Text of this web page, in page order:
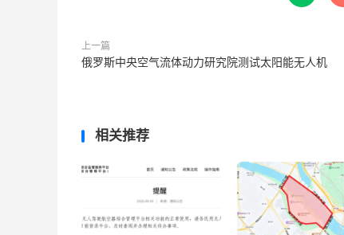
上一篇
俄罗斯中央空气流体动力研究院测试太阳能无人机
相关推荐